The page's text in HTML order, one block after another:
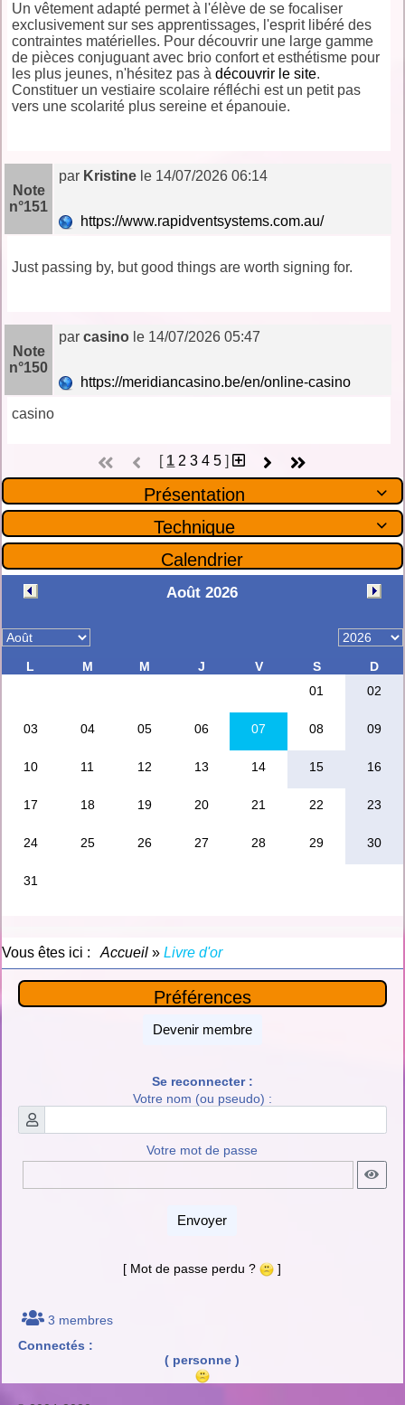
Un vêtement adapté permet à l'élève de se focaliser
exclusivement sur ses apprentissages, l'esprit libéré des
contraintes matérielles. Pour découvrir une large gamme
de pièces conjuguant avec brio confort et esthétisme pour
les plus jeunes, n'hésitez pas à découvrir le site.
Constituer un vestiaire scolaire réfléchi est un petit pas
vers une scolarité plus sereine et épanouie.
Note
n°151
par Kristine le 14/07/2026 06:14
https://www.rapidventsystems.com.au/
Just passing by, but good things are worth signing for.
Note
n°150
parcasino le 14/07/2026 05:47
https://meridiancasino.be/en/online-casino
casino
[ 1 2 3 4 5 ]

Présentation

Technique
Calendrier
Vous êtes ici : Accueil»Livre d'or
Préférences
Devenir membre
Se reconnecter :
Votre nom (ou pseudo) :
Votre mot de passe
Envoyer
[ Mot de passe perdu ? ]
3 membres
Connectés :
( personne )